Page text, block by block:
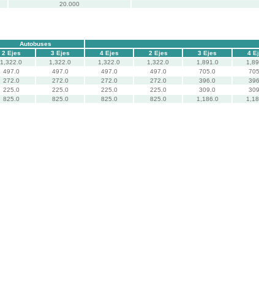
20.000
Autobuses
2 Ejes
3 Ejes 4 Ejes 2 Ejes 3 Ejes 4
1,322.0 1,322.0 1,322.0 1,322.0 1,891.0
497.0 497.0 497.0 497.0 705.0
272.0 272.0 272.0 272.0 396.0
225.0 225.0 225.0 225.0 309.0
825.0 825.0 825.0 825.0 1,186.0